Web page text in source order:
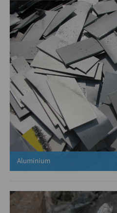
Drop us a line
info@yourdomain.com
About us
Lorem ipsum dolor sit amet,
Aenean commodo ligula eget
sociis natoque penatibus et
montes, nascetur ridiculus
ultricies nec.
Aluminium